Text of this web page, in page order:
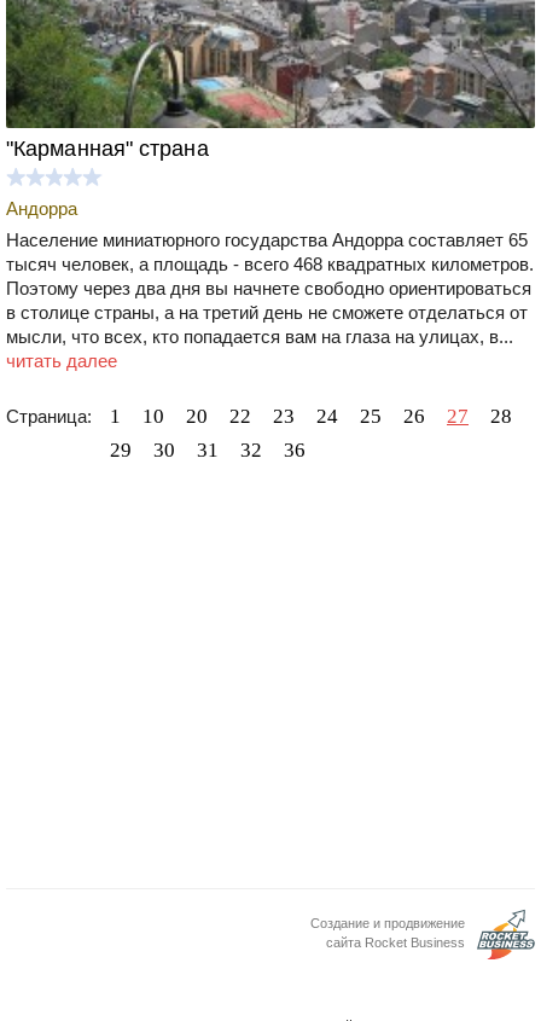
"Карманная" страна
Андорра
Население миниатюрного государства Андорра составляет 65
тысяч человек, а площадь - всего 468 квадратных километров.
Поэтому через два дня вы начнете свободно ориентироваться
в столице страны, а на третий день не сможете отделаться от
мысли, что всех, кто попадается вам на глаза на улицах, в...
читать далее
Страница: 1 10 20 22 23 24 25 26 27
28
29
30 31 32 36
Создание и продвижение
сайта Rocket Business